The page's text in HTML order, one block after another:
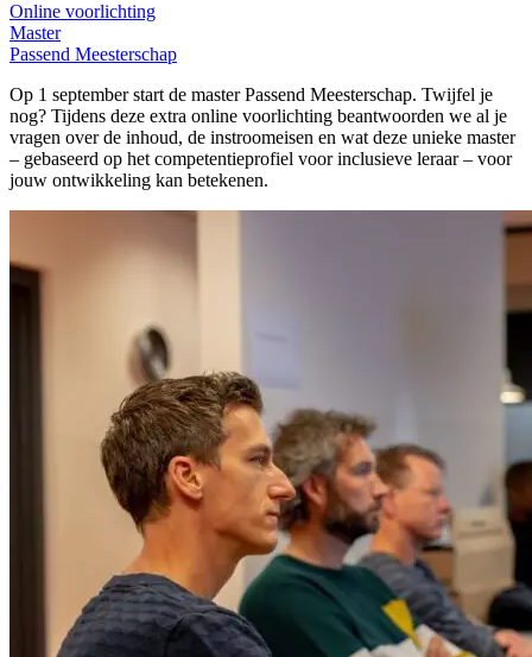
Online voorlichting
Master
Passend Meesterschap
Op 1 september start de master Passend Meesterschap. Twijfel je
nog? Tijdens deze extra online voorlichting beantwoorden we al je
vragen over de inhoud, de instroomeisen en wat deze unieke master
– gebaseerd op het competentieprofiel voor inclusieve leraar – voor
jouw ontwikkeling kan betekenen.